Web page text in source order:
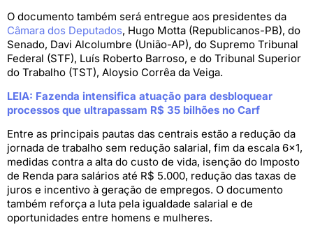
O documento também será entregue aos presidentes da
Câmara dos Deputados, Hugo Motta (Republicanos-PB), do
Senado, Davi Alcolumbre (União-AP), do Supremo Tribunal
Federal (STF), Luís Roberto Barroso, e do Tribunal Superior
do Trabalho (TST), Aloysio Corrêa da Veiga.
LEIA: Fazenda intensifica atuação para desbloquear
processos que ultrapassam R$ 35 bilhões no Carf
Entre as principais pautas das centrais estão a redução da
jornada de trabalho sem redução salarial, fim da escala 6×1,
medidas contra a alta do custo de vida, isenção do Imposto
de Renda para salários até R$ 5.000, redução das taxas de
juros e incentivo à geração de empregos. O documento
também reforça a luta pela igualdade salarial e de
oportunidades entre homens e mulheres.